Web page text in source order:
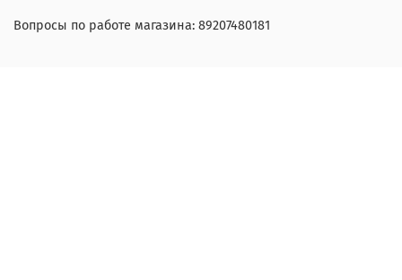
Вопросы по работе магазина: 89207480181